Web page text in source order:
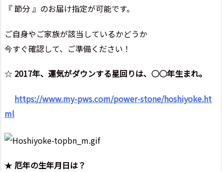
『 節分 』のお届け指定が可能です。
ご自身やご家族が該当しているかどうか
今すぐ確認して、ご準備ください！
☆ 2017年、運気がダウンする星回りは、○○年生まれ。
https://www.my-pws.com/power-stone/hoshiyoke.ht
ml
★ 厄年の生年月日は？